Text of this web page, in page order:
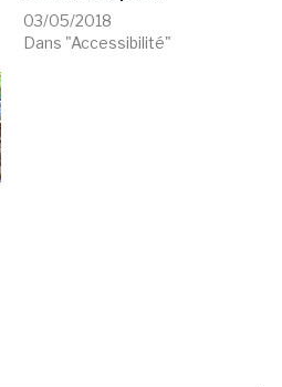
03/05/2018
Dans "Accessibilité"